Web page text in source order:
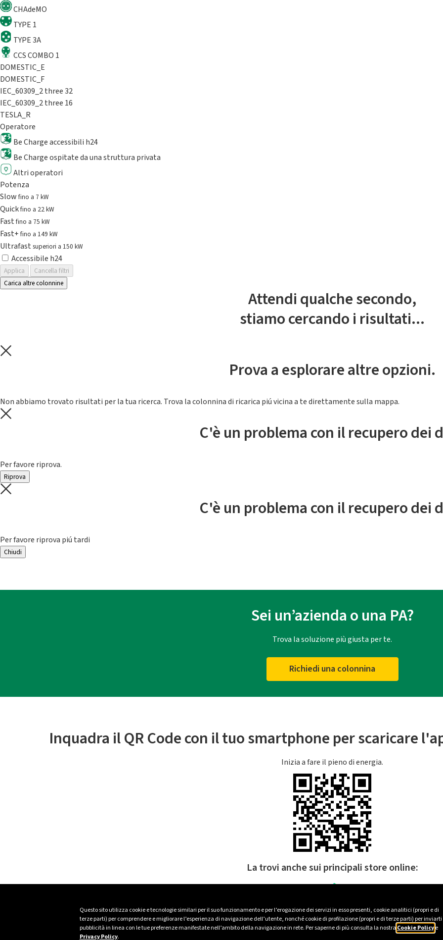
Questo sito utilizza cookie e tecnologie similari per il suo funzionamento e per l’erogazione dei servizi in esso presenti, cookie analitici (propri e di
terze parti) per comprendere e migliorare l’esperienza di navigazione dell’utente, nonché cookie di profilazione (propri e di terze parti) per inviarti
pubblicità in linea con le tue preferenze manifestate nell’ambito della navigazione in rete. Per saperne di più consulta la nostra Cookie Policye
Privacy Policy.
CHAdeMO
TYPE 1
TYPE 3A
CCS COMBO 1
DOMESTIC_E
DOMESTIC_F
IEC_60309_2 three 32
IEC_60309_2 three 16
TESLA_R
Operatore
Be Charge accessibili h24
Be Charge ospitate da una struttura privata
Altri operatori
Potenza
Slowfino a 7 kW
Quickfino a 22 kW
Fastfino a 75 kW
Fast+fino a 149 kW
Ultrafast superiori a 150 kW
Accessibile h24
Applica
Cancella filtri
Carica altre colonnine
Attendi qualche secondo,
stiamo cercando i risultati...
Prova a esplorare altre opzioni.
Non abbiamo trovato risultati per la tua ricerca. Trova la colonnina di ricarica piú vicina a te direttamente sulla mappa.
C'è un problema con il recupero dei
Per favore riprova.
Riprova
C'è un problema con il recupero dei
Per favore riprova piú tardi
Chiudi
Sei un’azienda o una PA?
Trova la soluzione più giusta per te.
Richiedi una colonnina
Inquadra il QR Code con il tuo smartphone per scaricare
Inizia a fare il pieno di energia.
La trovi anche sui principali store online: